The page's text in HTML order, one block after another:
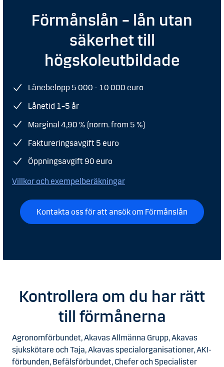
Förmånslån – lån utan
säkerhet till
högskoleutbildade
Lånebelopp 5 000 - 10 000 euro
Lånetid 1–5 år
Marginal 4,90 % (norm. from 5 %)
Faktureringsavgift 5 euro
Öppningsavgift 90 euro
Villkor och exempelberäkningar
Kontakta oss för att ansök om Förmånslån
Kontrollera om du har rätt
till förmånerna
Agronomförbundet, Akavas Allmänna Grupp, Akavas
sjukskötare och Taja, Akavas specialorganisationer, AKI-
förbunden, Befälsförbundet, Chefer och Specialister